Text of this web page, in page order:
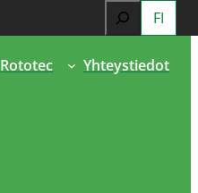
Search
FI
Rototec Yhteystiedot